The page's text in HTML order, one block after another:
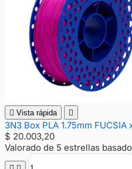
 Vista rápida 
3N3 Box PLA 1.75mm FUCSIA
$ 20.003,20
Valorado de 5 estrellas